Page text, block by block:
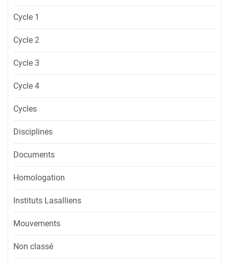
Cycle 1
Cycle 2
Cycle 3
Cycle 4
Cycles
Disciplines
Documents
Homologation
Instituts Lasalliens
Mouvements
Non classé